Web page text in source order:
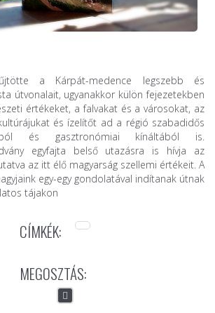
a Kárpát-medence legszebb és
útvonalait, ugyanakkor külön fejezetekben
értékeket, a falvakat és a városokat, az
és ízelítőt ad a régió szabadidős
és gasztronómiai kínáltából is.
egyfajta belső utazásra is hívja az
az itt élő magyarság szellemi értékeit. A
egy-egy gondolatával indítanak útnak
tájakon
CÍMKÉK:
MEGOSZTÁS: